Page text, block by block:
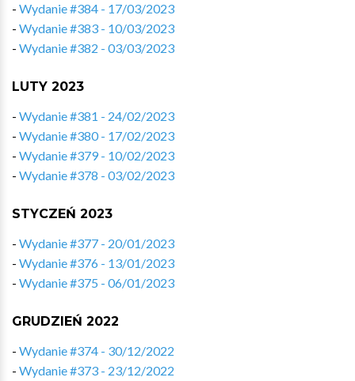
- Wydanie #384 - 17/03/2023
- Wydanie #383 - 10/03/2023
- Wydanie #382 - 03/03/2023
LUTY 2023
- Wydanie #381 - 24/02/2023
- Wydanie #380 - 17/02/2023
- Wydanie #379 - 10/02/2023
- Wydanie #378 - 03/02/2023
STYCZEŃ 2023
- Wydanie #377 - 20/01/2023
- Wydanie #376 - 13/01/2023
- Wydanie #375 - 06/01/2023
GRUDZIEŃ 2022
- Wydanie #374 - 30/12/2022
- Wydanie #373 - 23/12/2022